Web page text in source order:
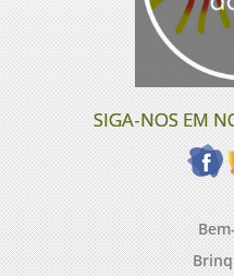
SIGA-NOS EM